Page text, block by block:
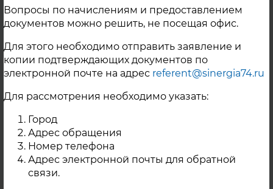
Вопросы по начислениям и предоставлением
документов можно решить, не посещая офис.
Для этого необходимо отправить заявление и
копии подтверждающих документов по
электронной почте на адрес referent@sinergia74.ru
Для рассмотрения необходимо указать:
Город
Адрес обращения
Номер телефона
Адрес электронной почты для обратной
связи.
Заключение договора на теплоснабжение
г. Касли
Заключение договора на теплоснабжение
п. Октябрьский
Заключение договора на теплоснабжение
«Карабашский рабочий» № 9(9692) от
на регулируемые товары (услуги) на
территории Карабашского городского
округа.
Согласие на обработку персональных
данных